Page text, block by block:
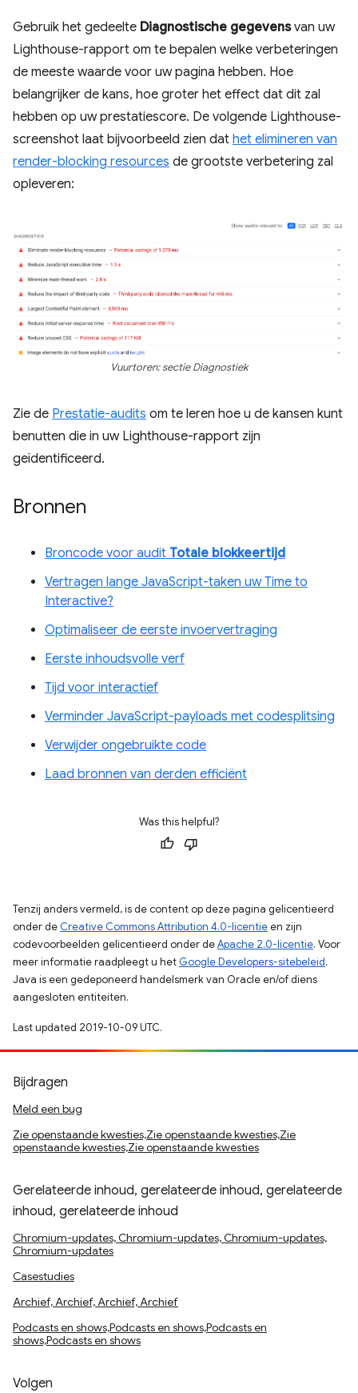
Gebruik het gedeelte Diagnostische gegevensvan uw
Lighthouse-rapport om te bepalen welke verbeteringen
de meeste waarde voor uw pagina hebben. Hoe
belangrijker de kans, hoe groter het effect dat dit zal
hebben op uw prestatiescore. De volgende Lighthouse-
screenshot laat bijvoorbeeld zien dat het elimineren van
render-blocking resources de grootste verbetering zal
opleveren:
Vuurtoren: sectie Diagnostiek
Zie de Prestatie-audits om te leren hoe u de kansen kunt
benutten die in uw Lighthouse-rapport zijn
geïdentificeerd.
Bronnen
Broncode voor audit Totale blokkeertijd
Vertragen lange JavaScript-taken uw Time to
Interactive?
Optimaliseer de eerste invoervertraging
Eerste inhoudsvolle verf
Tijd voor interactief
Verminder JavaScript-payloads met codesplitsing
Verwijder ongebruikte code
Laad bronnen van derden efficiënt
Was this helpful?
Tenzij anders vermeld, is de content op deze pagina gelicentieerd
onder de Creative Commons Attribution 4.0-licentieen zijn
codevoorbeelden gelicentieerd onder deApache 2.0-licentie. Voor
meer informatie raadpleegt u het Google Developers-sitebeleid.
Java is een gedeponeerd handelsmerk van Oracle en/of diens
aangesloten entiteiten.
Last updated 2019-10-09 UTC.
Bijdragen
Meld een bug
Zie openstaande kwesties,Zie openstaande kwesties,Zie
openstaande kwesties,Zie openstaande kwesties
Gerelateerde inhoud, gerelateerde inhoud, gerelateerde
inhoud, gerelateerde inhoud
Chromium-updates, Chromium-updates, Chromium-updates,
Chromium-updates
Casestudies
Archief, Archief, Archief, Archief
Podcasts en shows,Podcasts en shows,Podcasts en
shows,Podcasts en shows
Volgen